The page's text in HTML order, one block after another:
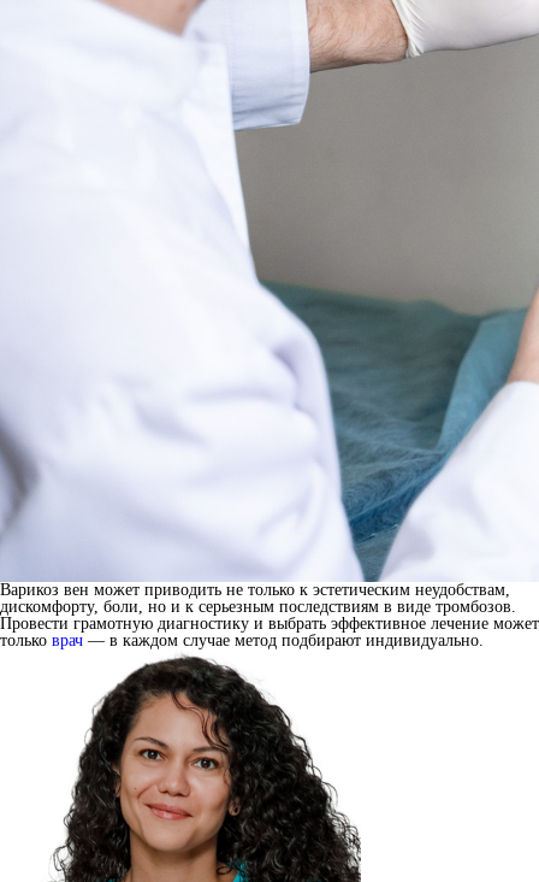
Варикоз вен может приводить не только к эстетическим неудобствам,
дискомфорту, боли, но и к серьезным последствиям в виде тромбозов.
Провести грамотную диагностику и выбрать эффективное лечение может
только врач — в каждом случае метод подбирают индивидуально.